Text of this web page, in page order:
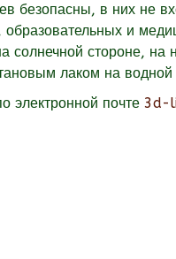
безопасны, в них не
и
стороне, на
лаком на
электронной почте 3d-